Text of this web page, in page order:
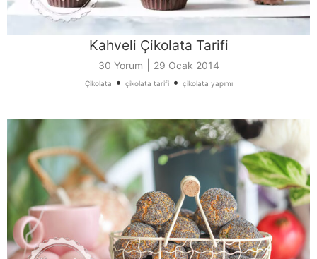
Kahveli Çikolata Tarifi
30 Yorum 29 Ocak 2014
Çikolata • çikolata tarifi• çikolata yapımı